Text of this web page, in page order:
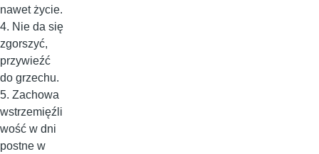
nawet życie.
4. Nie da się
zgorszyć,
przywieźć
do grzechu.
5. Zachowa
wstrzemięźli
wość w dni
postne w